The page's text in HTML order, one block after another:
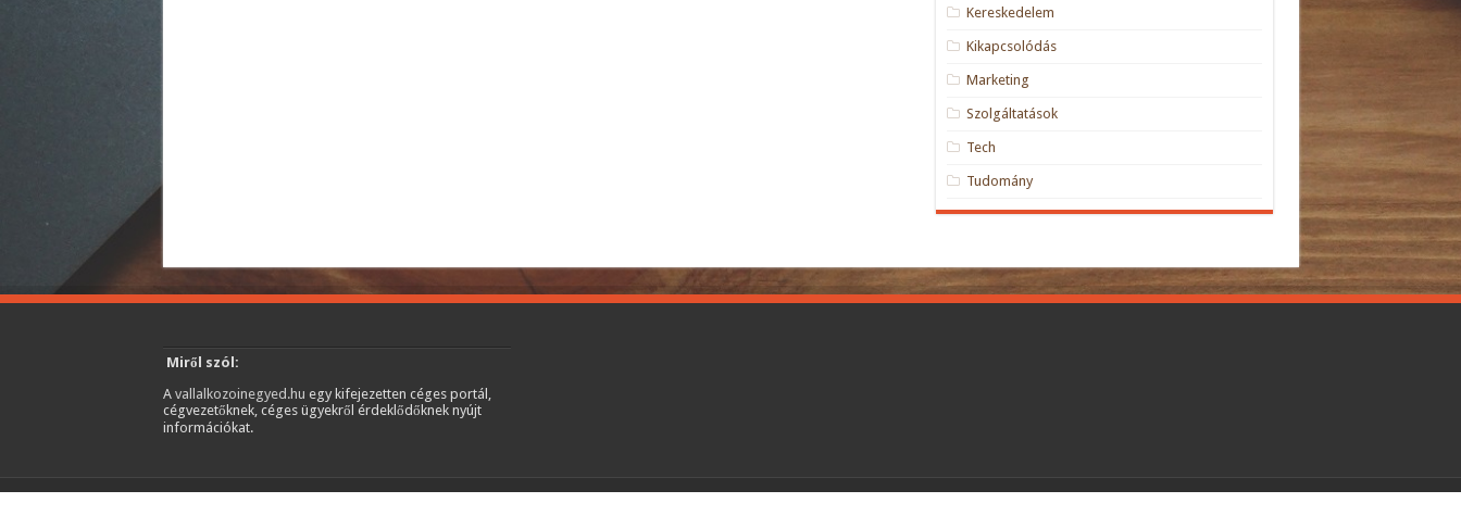
Kereskedelem
Kikapcsolódás
Marketing
Szolgáltatások
Tech
Tudomány
Miről szól:
A vallalkozoinegyed.hu egy kifejezetten céges portál,
cégvezetőknek, céges ügyekről érdeklődőknek nyújt
információkat.